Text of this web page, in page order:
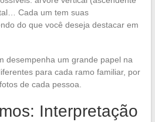
Cada um tem suas
do que você deseja destacar em
desempenha um grande papel na
para cada ramo familiar, por
de cada pessoa.
Interpretação